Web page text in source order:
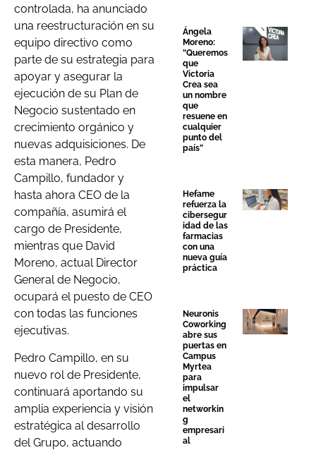
controlada, ha anunciado
una reestructuración en su
equipo directivo como
parte de su estrategia para
apoyar y asegurar la
ejecución de su Plan de
Negocio sustentado en
crecimiento orgánico y
nuevas adquisiciones. De
esta manera, Pedro
Campillo, fundador y
hasta ahora CEO de la
compañía, asumirá el
cargo de Presidente,
mientras que David
Moreno, actual Director
General de Negocio,
ocupará el puesto de CEO
con todas las funciones
ejecutivas.
Pedro Campillo, en su
nuevo rol de Presidente,
continuará aportando su
amplia experiencia y visión
estratégica al desarrollo
del Grupo, actuando
Ángela
Moreno:
“Queremos
que
Victoria
Crea sea
un nombre
que
resuene en
cualquier
punto del
país”
Hefame
refuerza la
cibersegur
idad de las
farmacias
con una
nueva guía
práctica
Neuronis
Coworking
abre sus
puertas en
Campus
Myrtea
para
impulsar
el
networkin
g
empresari
al